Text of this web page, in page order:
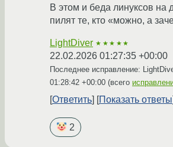
В этом и беда линуксов на
пилят те, кто «можно, а
LightDiver ★★★★★
22.02.2026 01:27:35 +00:00
Последнее исправление:
01:28:42 +00:00 (всего
Ответить Показать ответы
2